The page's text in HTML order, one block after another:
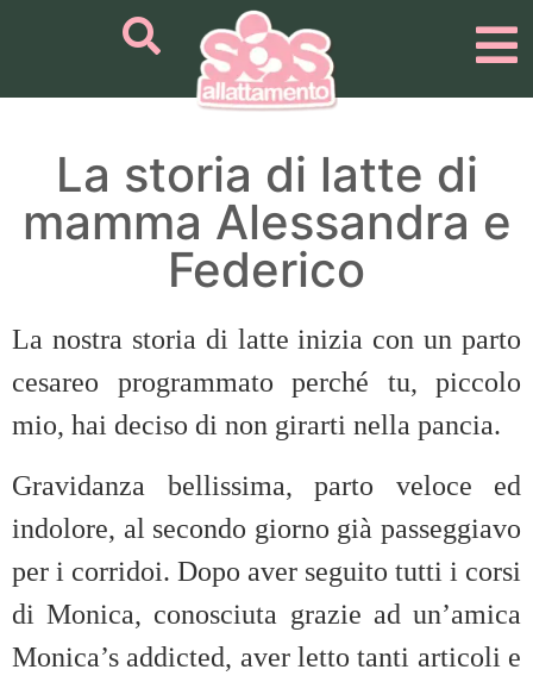
La storia di latte di
mamma Alessandra e
Federico
La nostra storia di latte inizia con un parto
cesareo programmato perché tu, piccolo
mio, hai deciso di non girarti nella pancia.
Gravidanza bellissima, parto veloce ed
indolore, al secondo giorno già passeggiavo
per i corridoi. Dopo aver seguito tutti i corsi
di Monica, conosciuta grazie ad un’amica
Monica’s addicted, aver letto tanti articoli e